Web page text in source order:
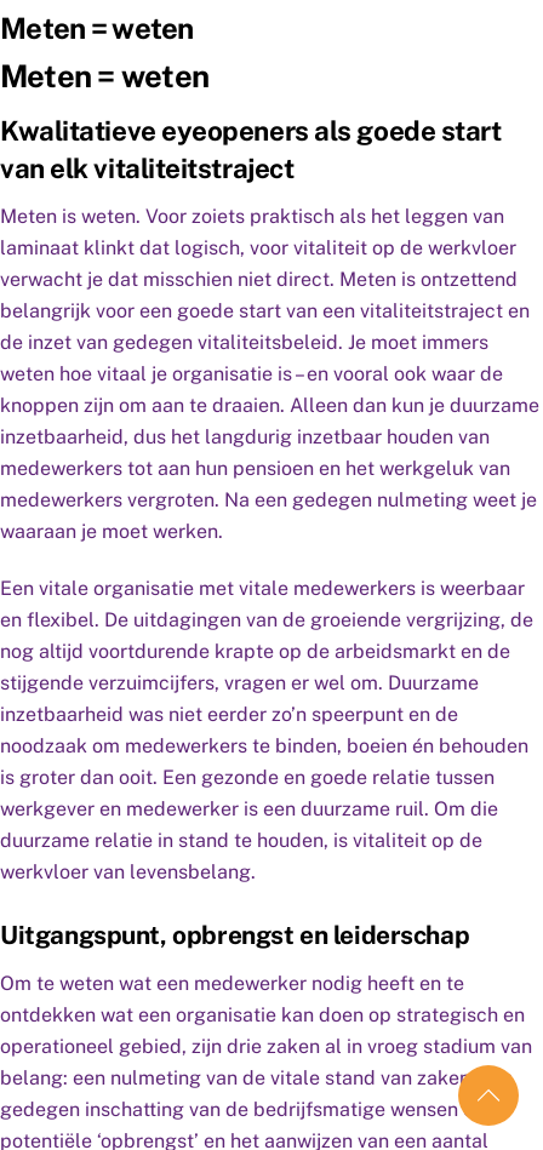
Meten = weten
Meten = weten
Kwalitatieve eyeopeners als goede start
van elk vitaliteitstraject
Meten is weten. Voor zoiets praktisch als het leggen van
laminaat klinkt dat logisch, voor vitaliteit op de werkvloer
verwacht je dat misschien niet direct. Meten is ontzettend
belangrijk voor een goede start van een vitaliteitstraject en
de inzet van gedegen vitaliteitsbeleid. Je moet immers
weten hoe vitaal je organisatie is – en vooral ook waar de
knoppen zijn om aan te draaien. Alleen dan kun je duurzame
inzetbaarheid, dus het langdurig inzetbaar houden van
medewerkers tot aan hun pensioen en het werkgeluk van
medewerkers vergroten. Na een gedegen nulmeting weet je
waaraan je moet werken.
Een vitale organisatie met vitale medewerkers is weerbaar
en flexibel. De uitdagingen van de groeiende vergrijzing, de
nog altijd voortdurende krapte op de arbeidsmarkt en de
stijgende verzuimcijfers, vragen er wel om. Duurzame
inzetbaarheid was niet eerder zo’n speerpunt en de
noodzaak om medewerkers te binden, boeien én behouden
is groter dan ooit. Een gezonde en goede relatie tussen
werkgever en medewerker is een duurzame ruil. Om die
duurzame relatie in stand te houden, is vitaliteit op de
werkvloer van levensbelang.
Uitgangspunt, opbrengst en leiderschap
Om te weten wat een medewerker nodig heeft en te
ontdekken wat een organisatie kan doen op strategisch en
operationeel gebied, zijn drie zaken al in vroeg stadium van
belang: een nulmeting van de vitale stand van zaken, een
gedegen inschatting van de bedrijfsmatige wensen en
potentiële ‘opbrengst’ en het aanwijzen van een aantal